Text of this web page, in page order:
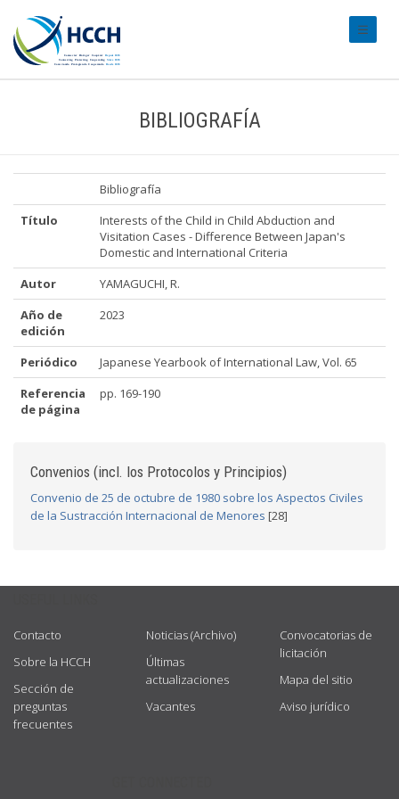
BIBLIOGRAFÍA
Bibliografía
Título
Interests of the Child in Child Abduction and
Visitation Cases - Difference Between Japan's
Domestic and International Criteria
Autor
YAMAGUCHI, R.
Año de
edición
2023
Periódico
Japanese Yearbook of International Law, Vol. 65
Referencia
de página
pp. 169-190
Convenios (incl. los Protocolos y Principios)
Convenio de 25 de octubre de 1980 sobre los Aspectos Civiles
de la Sustracción Internacional de Menores [28]
Contacto
Sobre la HCCH
Sección de
preguntas
frecuentes
Noticias (Archivo)
Últimas
actualizaciones
Vacantes
Convocatorias de
licitación
Mapa del sitio
Aviso jurídico